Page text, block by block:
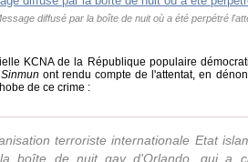
diffusé par la boîte de nuit où a été perpétré
KCNA de la République populaire
ont rendu compte de l'attentat, en
de ce crime :
terroriste internationale Etat
boîte de nuit gay d'Orlando, qui a